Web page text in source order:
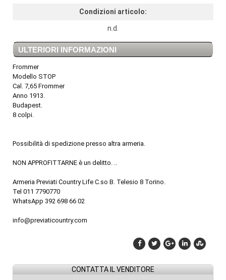
Condizioni articolo:
n.d.
ULTERIORI INFORMAZIONI
Frommer
Modello STOP
Cal. 7,65 Frommer
Anno 1913.
Budapest.
8 colpi.
Possibilità di spedizione presso altra armeria.
NON APPROFITTARNE è un delitto. ..
Armeria Previati Country Life C.so B. Telesio 8 Torino.
Tel 011 7790770
WhatsApp 392 698 66 02
info@previaticountry.com
CONTATTA IL VENDITORE